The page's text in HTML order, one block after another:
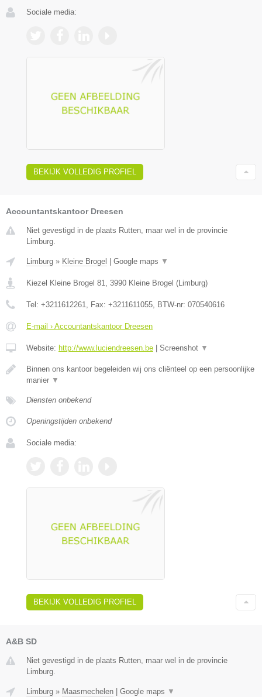
Sociale media:
BEKIJK VOLLEDIG PROFIEL
Accountantskantoor Dreesen
Niet gevestigd in de plaats Rutten, maar wel in de provincie
Limburg.
Limburg » Kleine Brogel | Google maps ▼
Kiezel Kleine Brogel 81 3990 Kleine Brogel (Limburg)
Tel: +3211612261 , Fax: +3211611055 , BTW-nr: 070540616
E-mail › Accountantskantoor Dreesen
Website: http://www.luciendreesen.be | Screenshot ▼
Binnen ons kantoor begeleiden wij ons cliënteel op een persoonlijke
manier ▼
Diensten onbekend
Openingstijden onbekend
Sociale media:
BEKIJK VOLLEDIG PROFIEL
A&B SD
Niet gevestigd in de plaats Rutten, maar wel in de provincie
Limburg.
Limburg » Maasmechelen Google maps ▼